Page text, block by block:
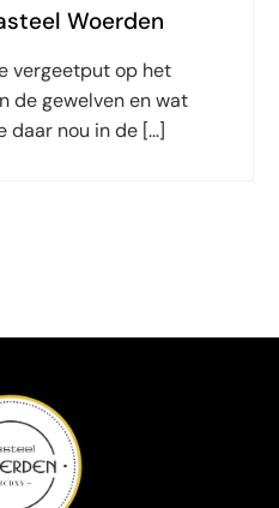
Woerden
vergeetput op het
de gewelven en wat
daar nou in de […]